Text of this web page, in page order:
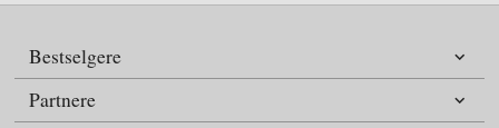
Bestselgere
Partnere